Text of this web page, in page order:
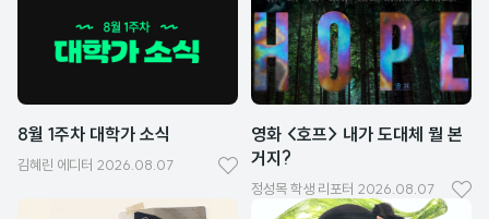
8월 1주차 대학가 소식
김혜린 에디터 2026.08.07
좋
영화 <호프> 내가 도대체 뭘 본
거지?
정성목학생 리포터 2026.08.07
좋